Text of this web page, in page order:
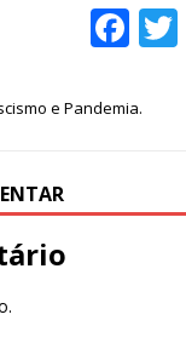
F
c
o
e Pandemia.